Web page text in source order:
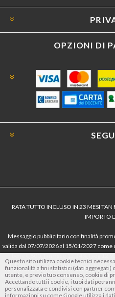
OPZIONI DI
RATA TUTTO INCLUSO IN 23 MESI
IMPORTO
Messaggio pubblicitario con finalità
valida dal 07/07/2026 al 15/01/2027 come
dell’offerta azzerati. Importo totale del
Consumatore € 920. Decorrenza media
le tue spese in modo responsabile e di
Findomestic ti ricorda, prima di
Questo sito utilizza cookie tecnici
funzionalità a fini statistici (dati aggregati)
utente, e previo tuo consenso, cookie di
Accettando tutti i cookie, i tuoi dati
personalizzata e condivisi con partner
informazioni su come Google utilizza i